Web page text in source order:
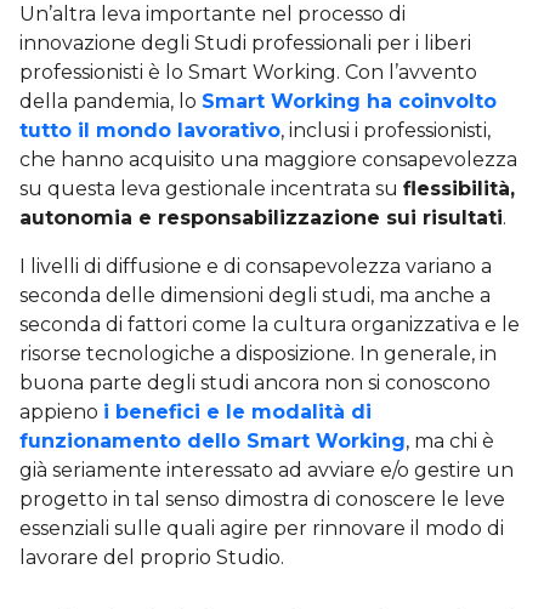
Un’altra leva importante nel processo di
innovazione degli Studi professionali per i liberi
professionisti è lo Smart Working. Con l’avvento
della pandemia, lo Smart Working ha coinvolto
tutto il mondo lavorativo, inclusi i professionisti,
che hanno acquisito una maggiore consapevolezza
su questa leva gestionale incentrata su flessibilità,
autonomia e responsabilizzazione sui risultati.
I livelli di diffusione e di consapevolezza variano a
seconda delle dimensioni degli studi, ma anche a
seconda di fattori come la cultura organizzativa e le
risorse tecnologiche a disposizione. In generale, in
buona parte degli studi ancora non si conoscono
appieno i benefici e le modalità di
funzionamento dello Smart Working, ma chi è
già seriamente interessato ad avviare e/o gestire un
progetto in tal senso dimostra di conoscere le leve
essenziali sulle quali agire per rinnovare il modo di
lavorare del proprio Studio.